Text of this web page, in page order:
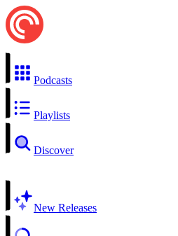
Podcasts
Playlists
Discover
New Releases